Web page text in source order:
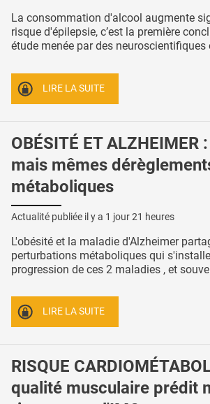
La consommation d'alcool augmente
risque d'épilepsie, c’est la première
étude menée par des neuroscientifiques
LIRE LA SUITE
OBÉSITÉ ET ALZHEIMER
mais mêmes
métaboliques
Actualité publiée il y a 1 jour 21 heures
L'obésité et la maladie d'Alzheimer
perturbations métaboliques qui
progression de ces 2 maladies , et
LIRE LA SUITE
RISQUE
qualité musculaire prédit